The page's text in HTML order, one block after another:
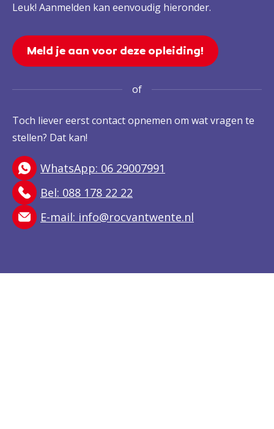
Leuk! Aanmelden kan eenvoudig hieronder.
Meld je aan voor deze opleiding!
of
Toch liever eerst contact opnemen om wat vragen te
stellen? Dat kan!
WhatsApp: 06 29007991
Bel: 088 178 22 22
E-mail: info@rocvantwente.nl